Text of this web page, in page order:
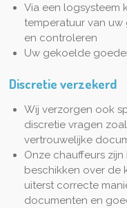
Via een logsysteem
temperatuur van
en controleren
Uw gekoelde
Discretie verzekerd
Wij verzorgen ook
discretie vragen
vertrouwelijke
Onze chauffeurs
beschikken over de
uiterst correcte
documenten en